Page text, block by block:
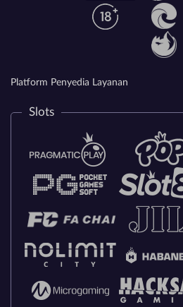
Platform Penyedia Layanan
Slots